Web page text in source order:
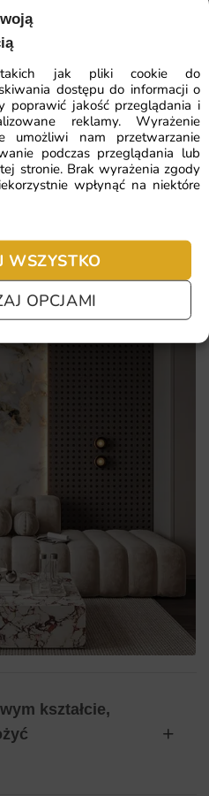
takich jak pliki cookie do
dostępu do informacji o
poprawić jakość przeglądania i
reklamy. Wyrażenie
umożliwi nam przetwarzanie
podczas przeglądania lub
stronie. Brak wyrażenia zgody
wpłynąć na niektóre
WSZYSTKO
OPCJAMI
Dębowa Aleja, otrzymujesz
ale i trwały produkt, który
jest drukowany na
w detalach
skandynawskich wnętrz
głębię ściany
pytania
każdym zakupie. Ale jeżeli
kształcie,